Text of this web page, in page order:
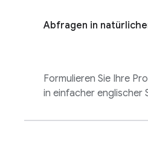
Abfragen in
Formulieren Sie Ihre
in einfacher englischer